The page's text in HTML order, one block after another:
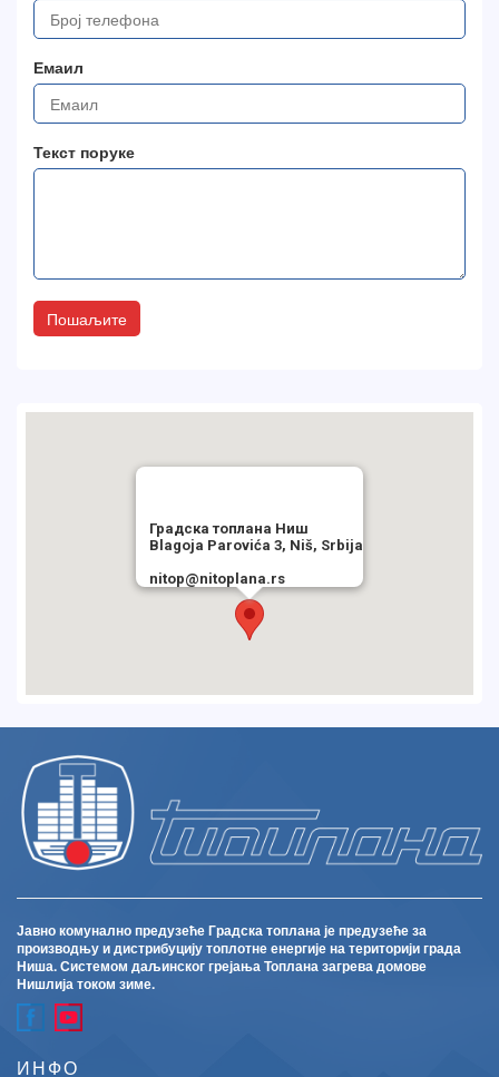
Емаил
Текст поруке
Пошаљите
Градска топлана Ниш
Blagoja Parovića 3, Niš, Srbija
nitop@nitoplana.rs
Јавно комунално предузеће Градска топлана је предузеће за
производњу и дистрибуцију топлотне енергије на територији града
Ниша. Системом даљинског грејања Топлана загрева домове
Нишлија током зиме.
ИНФО